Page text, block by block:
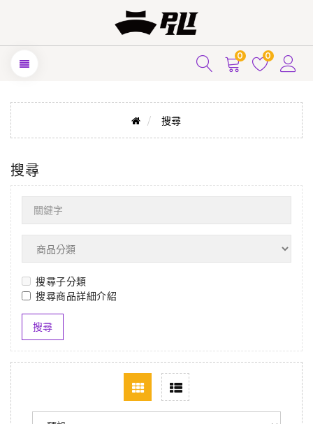
0 0
搜尋
搜尋
搜尋子分類
搜尋商品詳細介紹